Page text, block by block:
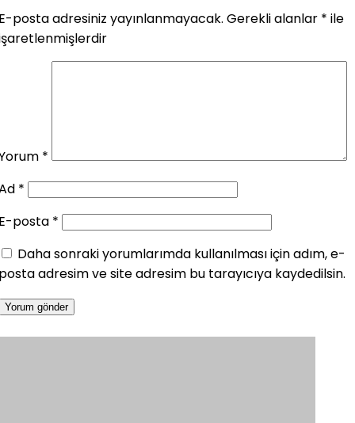
posta adresiniz yayınlanmayacak. Gerekli alanlar * ile
*
*
posta *
Daha sonraki yorumlarımda kullanılması için adım, e-
adresim ve site adresim bu tarayıcıya kaydedilsin.